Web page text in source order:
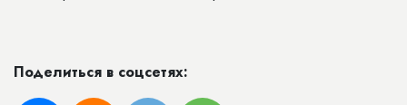
Поделиться в соцсетях: